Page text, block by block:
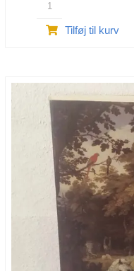
pædagogisk
Tilføj til kurv